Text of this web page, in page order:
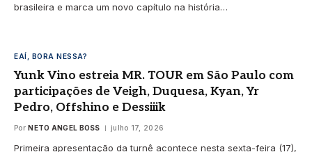
brasileira e marca um novo capítulo na história…
EAÍ, BORA NESSA?
Yunk Vino estreia MR. TOUR em São Paulo com
participações de Veigh, Duquesa, Kyan, Yr
Pedro, Offshino e Dessiiik
Por NETO ANGEL BOSS julho 17, 2026
Primeira apresentação da turnê acontece nesta sexta-feira (17),